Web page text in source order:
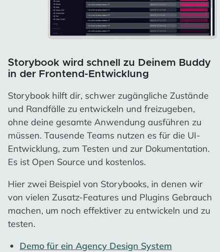
Storybook wird schnell zu Deinem Buddy
in der Frontend-Entwicklung
Storybook hilft dir, schwer zugängliche Zustände
und Randfälle zu entwickeln und freizugeben,
ohne deine gesamte Anwendung ausführen zu
müssen. Tausende Teams nutzen es für die UI-
Entwicklung, zum Testen und zur Dokumentation.
Es ist Open Source und kostenlos.
Hier zwei Beispiel von Storybooks, in denen wir
von vielen Zusatz-Features und Plugins Gebrauch
machen, um noch effektiver zu entwickeln und zu
testen.
Demo für ein Agency Design System